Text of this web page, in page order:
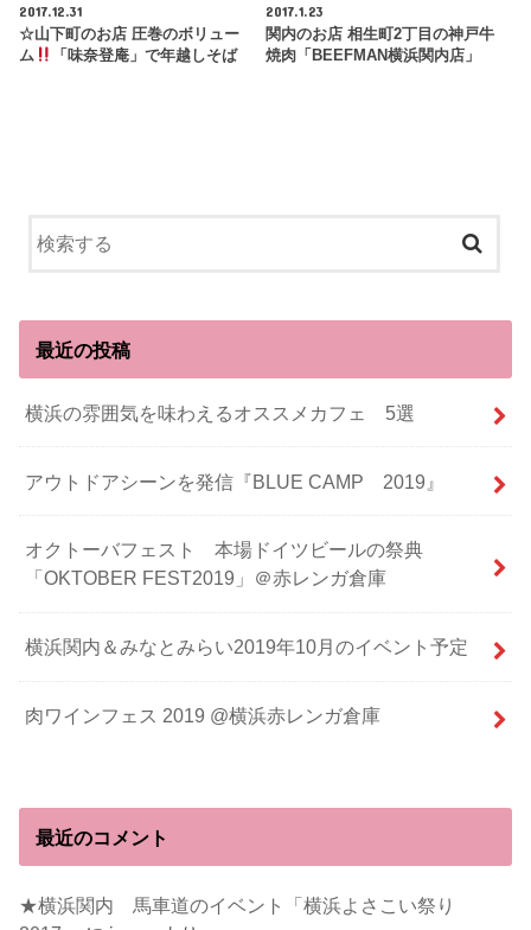
2017.12.31
☆山下町のお店 圧巻のボリュー
ム
「味奈登庵」で年越しそば
2017.1.23
関内のお店 相生町2丁目の神戸牛
焼肉「BEEFMAN横浜関内店」
最近の投稿
横浜の雰囲気を味わえるオススメカフェ 5選
アウトドアシーンを発信『BLUE CAMP 2019』
オクトーバフェスト 本場ドイツビールの祭典
「OKTOBER FEST2019」＠赤レンガ倉庫
横浜関内＆みなとみらい2019年10月のイベント予定
肉ワインフェス 2019 @横浜赤レンガ倉庫
最近のコメント
★横浜関内 馬車道のイベント「横浜よさこい祭り